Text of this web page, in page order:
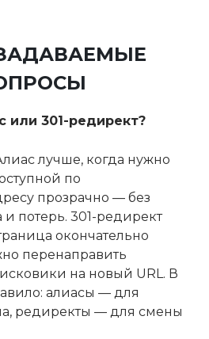
или 301-редирект?
лучше, когда нужно
по
прозрачно — без
потерь. 301-редирект
окончательно
перенаправить
на новый URL. В
алиасы — для
редиректы — для смены